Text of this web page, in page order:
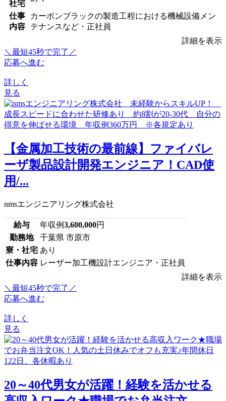
社宅
仕事
内容
カーボンブラックの製造工程における機械設備メン
テナンスなど・正社員
詳細を表示
＼最短45秒で完了／
応募へ進む
詳しく
見る
【金属加工技術の最前線】ファイバレ
ーザ製品設計開発エンジニア！CAD使
用/...
nmsエンジニアリング株式会社
給与 年収例3,600,000円
勤務地
千葉県 市原市
寮・社宅 あり
仕事内容 レーザー加工機設計エンジニア・正社員
詳細を表示
＼最短45秒で完了／
応募へ進む
詳しく
見る
20～40代男女が活躍！経験を活かせる